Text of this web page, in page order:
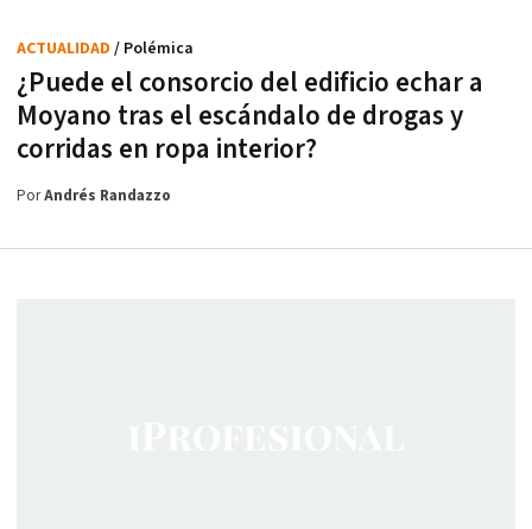
¿Puede el consorcio del edificio echar a
Moyano tras el escándalo de drogas y
corridas en ropa interior?
ACTUALIDAD / Polémica
PorAndrés Randazzo